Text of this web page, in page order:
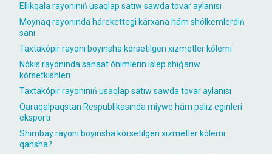
Ellikqala rayonınıń usaqlap satıw sawda tovar aylanısı
Moynaq rayonında hárekettegi kárxana hám shólkemlerdiń
sanı
Taxtakópir rayonı boyınsha kórsetilgen xızmetler kólemi
Nókis rayonında sanaat ónimlerin islep shıǵarıw
kórsetkishleri
Taxtakópir rayonınıń usaqlap satıw sawda tovar aylanısı
Qaraqalpaqstan Respublikasında miywe hám palız eginleri
eksportı
Shımbay rayonı boyınsha kórsetilgen xızmetler kólemi
qansha?